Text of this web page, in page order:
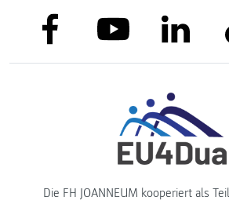
link to facebooklink to youtubelink to
Die FH JOANNEUM kooperiert als